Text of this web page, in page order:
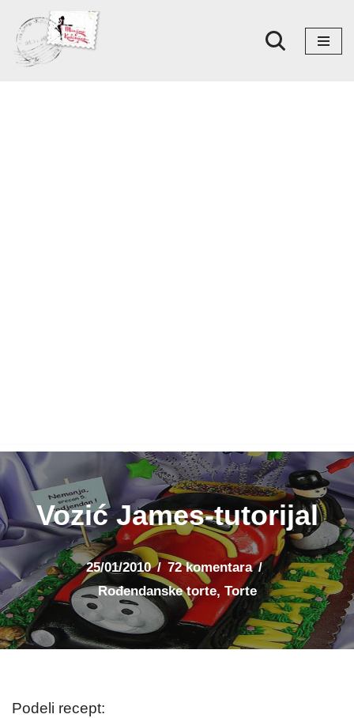
Skoči
na
Vozić James-tutorijal
25/01/2010
72 komentara
Rođendanske torte, Torte
Podeli recept: